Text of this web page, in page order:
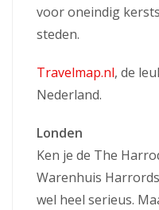
voor oneindig
steden.
Travelmap.nl, de
Nederland.
Londen
Ken je de The
Warenhuis
wel heel serieus.